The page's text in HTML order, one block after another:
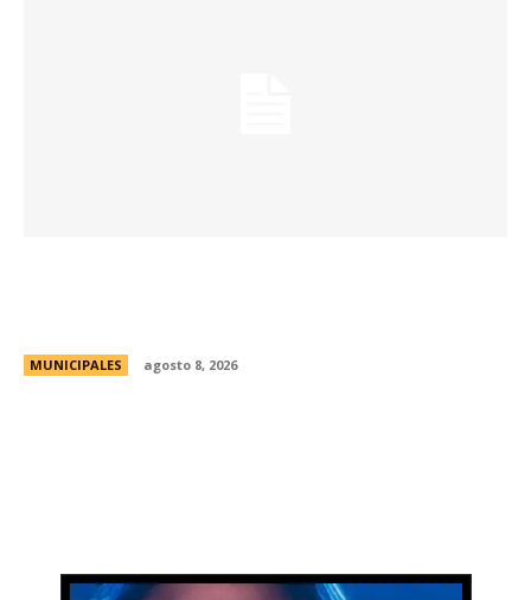
MUNICIPALES agosto 8, 2026